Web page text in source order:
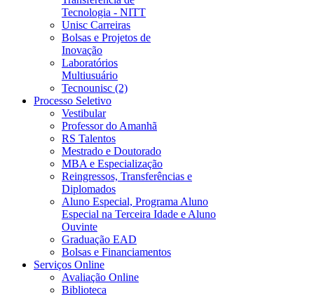
Tecnologia - NITT
Unisc Carreiras
Bolsas e Projetos de
Inovação
Laboratórios
Multiusuário
Tecnounisc (2)
Processo Seletivo
Vestibular
Professor do Amanhã
RS Talentos
Mestrado e Doutorado
MBA e Especialização
Reingressos, Transferências e
Diplomados
Aluno Especial, Programa Aluno
Especial na Terceira Idade e Aluno
Ouvinte
Graduação EAD
Bolsas e Financiamentos
Serviços Online
Avaliação Online
Biblioteca